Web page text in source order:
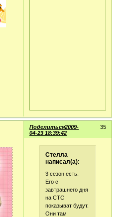
Поделиться 35
2009-
04-23 18:39:42
Стелла
написал(а):
3 сезон есть.
Его с
завтрашнего дня
на СТС
показыват будут.
Они там